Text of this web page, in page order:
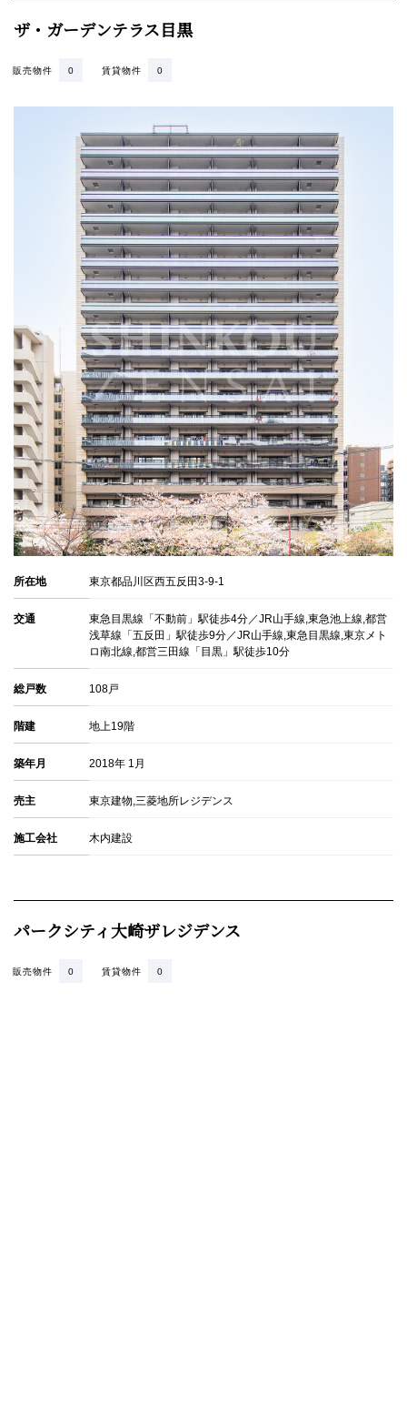
ザ・ガーデンテラス目黒
賃貸物件 0
販売物件 0
所在地 東京都品川区西五反田3-9-1
交通
東急目黒線「不動前」駅徒歩4分／JR山手線,東急池上線,都営
浅草線「五反田」駅徒歩9分／JR山手線,東急目黒線,東京メト
ロ南北線,都営三田線「目黒」駅徒歩10分
総戸数 108戸
階建 地上19階
築年月 2018年 1月
売主 東京建物,三菱地所レジデンス
施工会社 木内建設
パークシティ大崎ザレジデンス
賃貸物件 0
販売物件 0